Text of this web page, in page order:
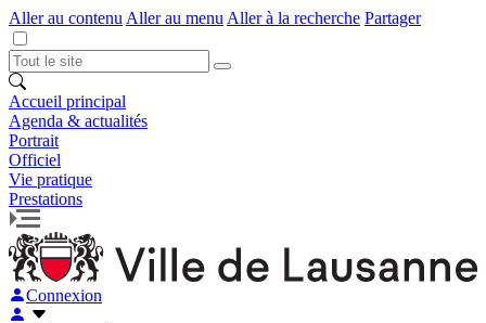
Aller au contenu Aller au menu Aller à la recherche Partager
Accueil principal
Agenda & actualités
Portrait
Officiel
Vie pratique
Prestations
Connexion